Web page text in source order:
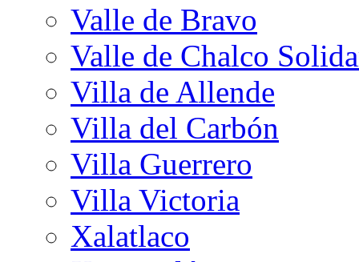
Valle de Bravo
Valle de Chalco
Villa de Allende
Villa del Carbón
Villa Guerrero
Villa Victoria
Xalatlaco